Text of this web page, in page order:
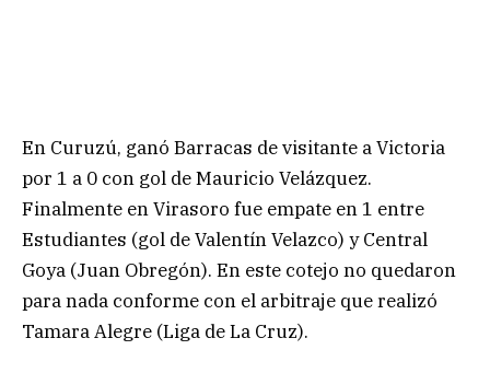
En Curuzú, ganó Barracas de visitante a Victoria
por 1 a 0 con gol de Mauricio Velázquez.
Finalmente en Virasoro fue empate en 1 entre
Estudiantes (gol de Valentín Velazco) y Central
Goya (Juan Obregón). En este cotejo no quedaron
para nada conforme con el arbitraje que realizó
Tamara Alegre (Liga de La Cruz).